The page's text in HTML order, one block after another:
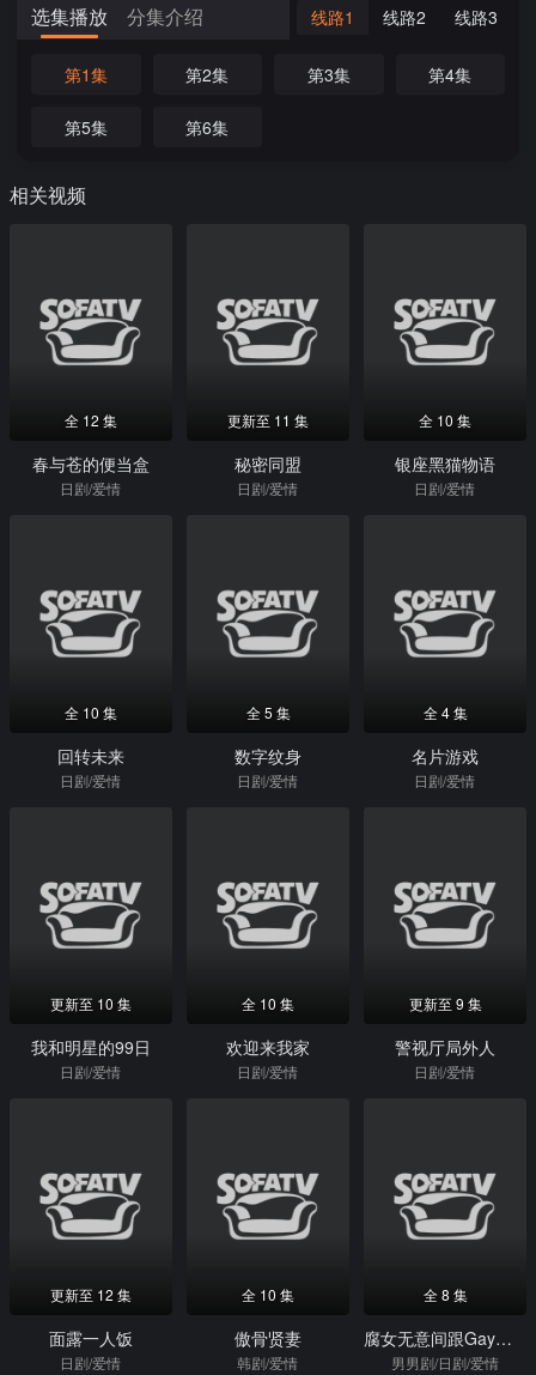
选集播放 分集介绍 线路1 线路2 线路3
第1集 第2集 第3集 第4集
第5集 第6集
相关视频
全 12 集
春与苍的便当盒
日剧/爱情
更新至 11 集
秘密同盟
日剧/爱情
全 10 集
银座黑猫物语
日剧/爱情
全 10 集
回转未来
日剧/爱情
全 5 集
数字纹身
日剧/爱情
全 4 集
名片游戏
日剧/爱情
更新至 10 集
我和明星的99日
日剧/爱情
全 10 集
欢迎来我家
日剧/爱情
更新至 9 集
警视厅局外人
日剧/爱情
更新至 12 集
面露一人饭
日剧/爱情
全 10 集
傲骨贤妻
韩剧/爱情
全 8 集
腐女无意间跟Gay告白
男男剧/日剧/爱情